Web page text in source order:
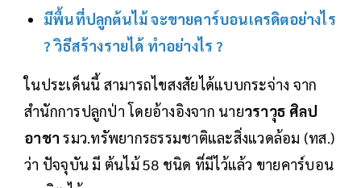
มีพื้นที่ปลูกต้นไม้ จะขายคาร์บอนเครดิตอย่างไร
? วิธีสร้างรายได้ ทำอย่างไร ?
ในประเด็นนี้ สามารถไขสงสัยได้แบบกระจ่าง จาก
สำนักการปลูกป่า โดยอ้างอิงจาก นายวราวุธ ศิลป
อาชา รมว.ทรัพยากรธรรมชาติและสิ่งแวดล้อม (ทส.)
ว่า ปัจจุบัน มี ต้นไม้ 58 ชนิด ที่มีไว้แล้ว ขายคาร์บอน